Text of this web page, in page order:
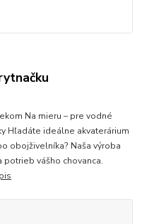
Na mieru – pre vodné
Hľadáte ideálne akvaterárium
obojživelníka? Naša výroba
vášho chovanca.